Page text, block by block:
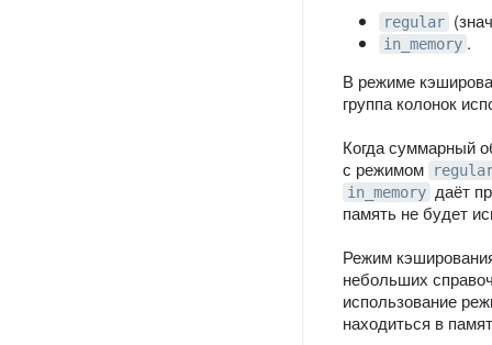
regular
in_memory .
В режиме
группа колонок
Когда суммарный
с режимом
in_memory даёт
память не будет
Режим
небольших
использование
находиться в